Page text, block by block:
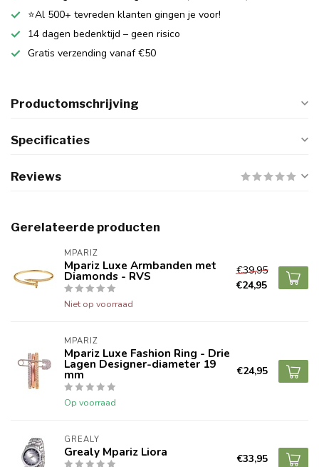
⭐Al 500+ tevreden klanten gingen je voor!
14 dagen bedenktijd – geen risico
Gratis verzending vanaf €50
Productomschrijving
Specificaties
Reviews
Gerelateerde producten
MPARIZ
Mpariz Luxe Armbanden met
Diamonds - RVS
Niet op voorraad
€39,95
€24,95
MPARIZ
Mpariz Luxe Fashion Ring - Drie
Lagen Designer-diameter 19
mm
Op voorraad
€24,95
GREALY
Grealy Mpariz Liora €33,95